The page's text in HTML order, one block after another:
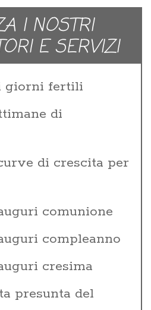
I NOSTRI
E SERVIZI
giorni fertili
di
di crescita per
comunione
compleanno
cresima
presunta del